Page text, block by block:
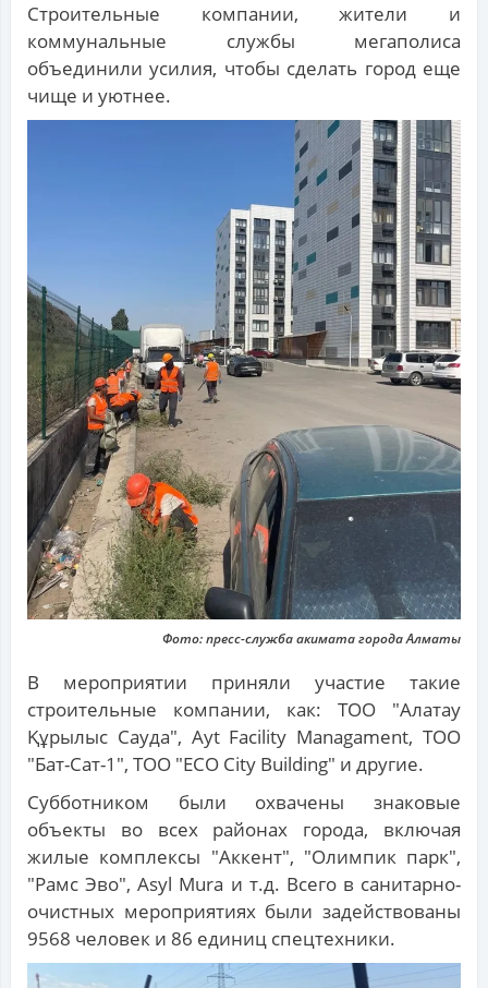
Строительные компании, жители и
коммунальные службы мегаполиса
объединили усилия, чтобы сделать город еще
чище и уютнее.
Фото: пресс-служба акимата города Алматы
В мероприятии приняли участие такие
строительные компании, как: ТОО "Алатау
Құрылыс Сауда", Ayt Facility Managament, ТОО
"Бат-Сат-1", ТОО "ECO City Building" и другие.
Субботником были охвачены знаковые
объекты во всех районах города, включая
жилые комплексы "Аккент", "Олимпик парк",
"Рамс Эво", Asyl Mura и т.д. Всего в санитарно-
очистных мероприятиях были задействованы
9568 человек и 86 единиц спецтехники.